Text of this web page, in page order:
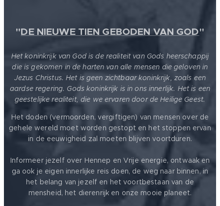
"DE NIEUWE TIEN GEBODEN VAN GOD"
Het koninkrijk van God is de realiteit van Gods heerschappij
die is gekomen in de harten van alle mensen die geloven in
Jezus Christus. Het is geen zichtbaar koninkrijk, zoals een
aardse regering. Gods koninkrijk is in ons innerlijk. Het is een
geestelijke realiteit, die we ervaren door de Heilige Geest.
Het doden (vermoorden, vergiftigen) van mensen over de
gehele wereld moet worden gestopt en het stoppen ervan
in de eeuwigheid zal moeten blijven voortduren.
Informeer jezelf over Hennep en Vrije energie, ontwaak en
ga ook je eigen innerlijke reis doen, de weg naar binnen, in
het belang van jezelf en het voortbestaan van de
mensheid, het dierenrijk en onze mooie planeet.